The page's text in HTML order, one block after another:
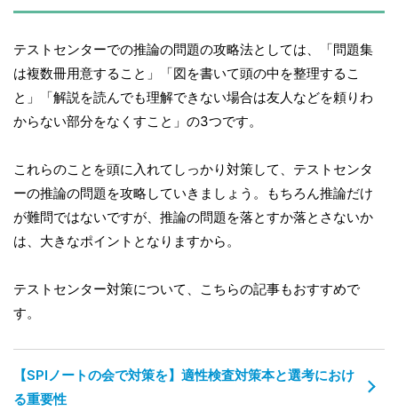
テストセンターでの推論の問題の攻略法としては、「問題集
は複数冊用意すること」「図を書いて頭の中を整理するこ
と」「解説を読んでも理解できない場合は友人などを頼りわ
からない部分をなくすこと」の3つです。
これらのことを頭に入れてしっかり対策して、テストセンタ
ーの推論の問題を攻略していきましょう。もちろん推論だけ
が難問ではないですが、推論の問題を落とすか落とさないか
は、大きなポイントとなりますから。
テストセンター対策について、こちらの記事もおすすめで
す。
【SPIノートの会で対策を】適性検査対策本と選考におけ
る重要性